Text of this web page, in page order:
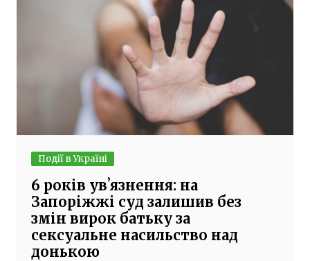
Події в Україні
6 років увʼязнення: на
Запоріжжі суд залишив без
змін вирок батьку за
сексуальне насильство над
донькою